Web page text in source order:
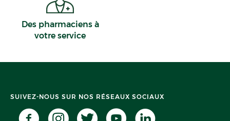
Des pharmaciens à
votre service
SUIVEZ-NOUS SUR NOS RÉSEAUX SOCIAUX